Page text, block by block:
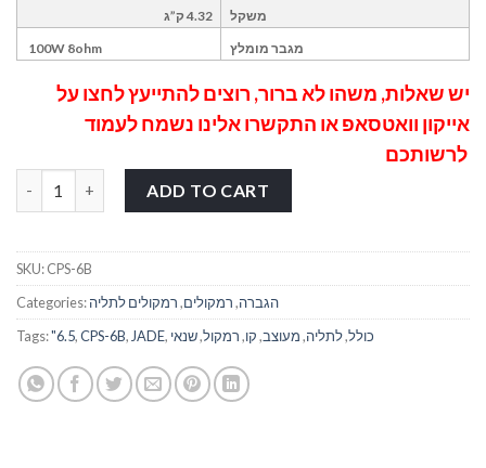
משקל
4.32 ק”ג
מגבר מומלץ
100W 8ohm
יש שאלות, משהו לא ברור, רוצים להתייעץ לחצו על
אייקון וואטסאפאו התקשרו אלינו נשמח לעמוד
לרשותכם
ADD TO CART
SKU:CPS-6B
Categories:
הגברה,רמקולים,רמקולים לתליה
Tags:"6.5,CPS-6B,JADE, כולל,לתליה,מעוצב,קו,רמקול,שנאי